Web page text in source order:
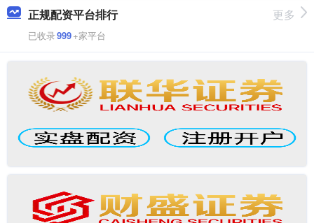
正规配资平台排行
已收录999+家平台
更多